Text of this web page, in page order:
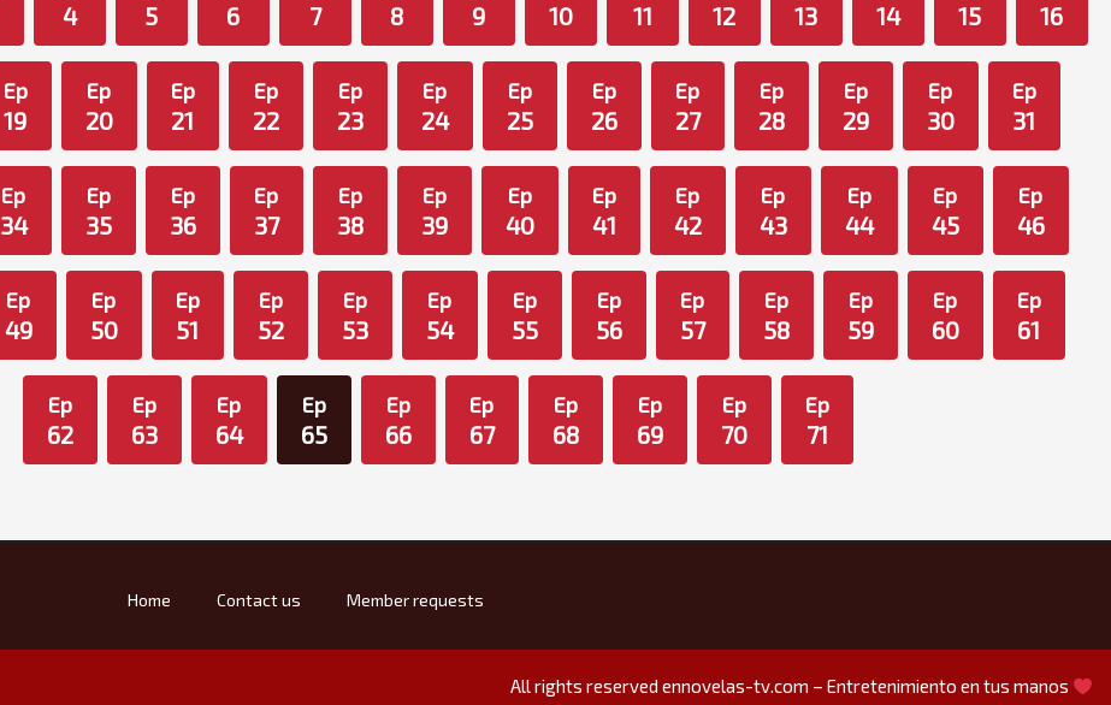
4 5 6 7 8 9 10 11 12 13 14 15 16
Ep
19
Ep
20
Ep
21
Ep
22
Ep
23
Ep
24
Ep
25
Ep
26
Ep
27
Ep
28
Ep
29
Ep
30
Ep
31
Ep
34
Ep
35
Ep
36
Ep
37
Ep
38
Ep
39
Ep
40
Ep
41
Ep
42
Ep
43
Ep
44
Ep
45
Ep
46
Ep
49
Ep
50
Ep
51
Ep
52
Ep
53
Ep
54
Ep
55
Ep
56
Ep
57
Ep
58
Ep
59
Ep
60
Ep
61
Ep
62
Ep
63
Ep
64
Ep
65
Ep
66
Ep
67
Ep
68
Ep
69
Ep
70
Ep
71
Home Contact us Member requests
All rights reserved ennovelas-tv.com – Entretenimiento en tus manos